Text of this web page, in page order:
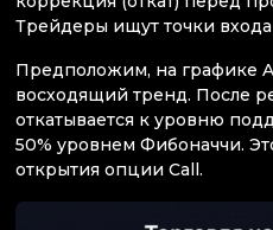
Трейдеры ищут точки входа
Предположим, на графике
восходящий тренд. После
откатывается к уровню
50% уровнем Фибоначчи.
открытия опции Call.